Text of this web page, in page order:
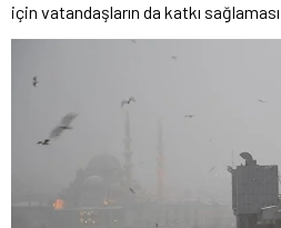
için vatandaşların da katkı